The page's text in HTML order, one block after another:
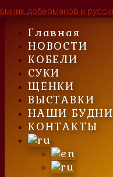
Skip
contentГлавная
НОВОСТИ
КОБЕЛИ
СУКИ
ЩЕНКИ
ВЫСТАВКИ
НАШИ БУДНИ
КОНТАКТЫ